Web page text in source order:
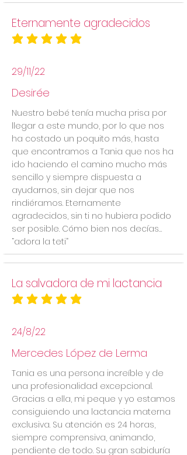
Eternamente agradecidos
la calificación promedio es 5 de 5
29/11/22
Desirée
Nuestro bebé tenía mucha prisa por
llegar a este mundo, por lo que nos
ha costado un poquito más, hasta
que encontramos a Tania que nos ha
ido haciendo el camino mucho más
sencillo y siempre dispuesta a
ayudarnos, sin dejar que nos
rindiéramos. Eternamente
agradecidos, sin ti no hubiera podido
ser posible. Cómo bien nos decías…
“adora la teti”
La salvadora de mi lactancia
la calificación promedio es 5 de 5
24/8/22
Mercedes López de Lerma
Tania es una persona increíble y de
una profesionalidad excepcional.
Gracias a ella, mi peque y yo estamos
consiguiendo una lactancia materna
exclusiva. Su atención es 24 horas,
siempre comprensiva, animando,
pendiente de todo. Su gran sabiduría